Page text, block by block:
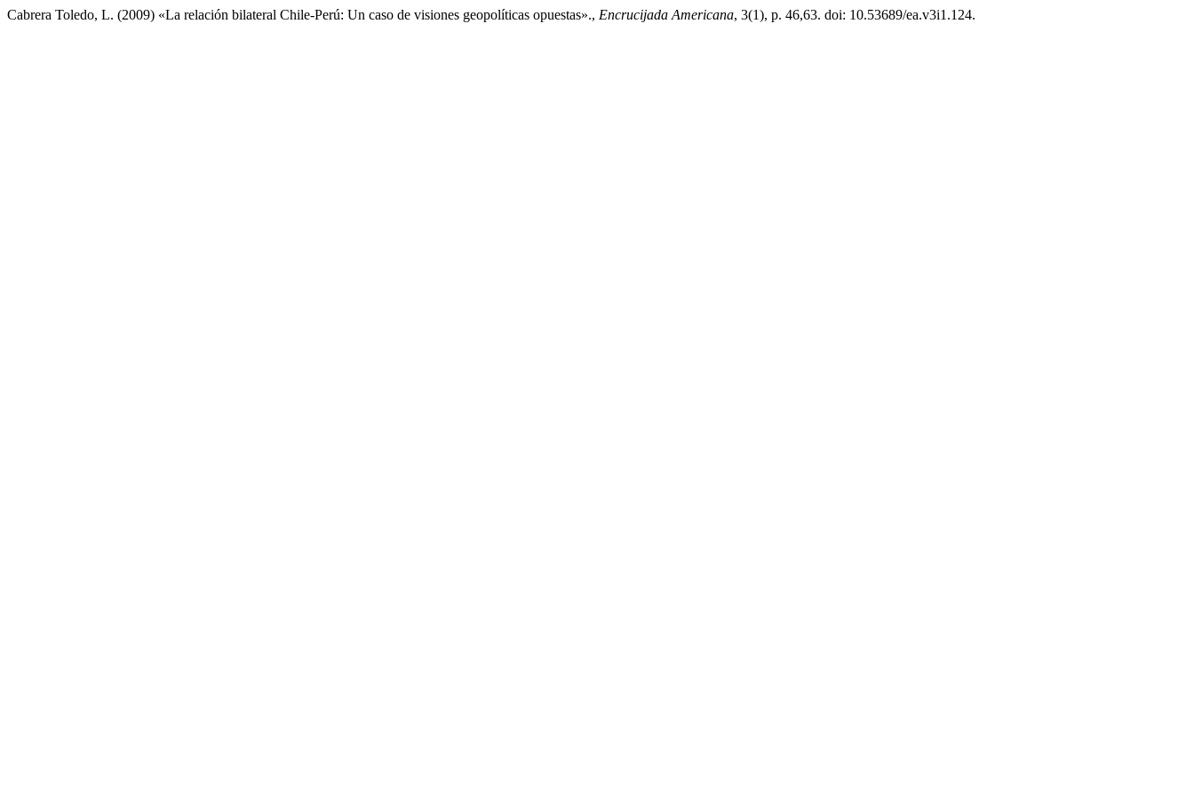
Cabrera Toledo, L. (2009) «La relación bilateral Chile-Perú: Un caso de visiones geopolíticas opuestas»., Encrucijada Americana, 3(1), p. 46,63. doi: 10.53689/ea.v3i1.124.